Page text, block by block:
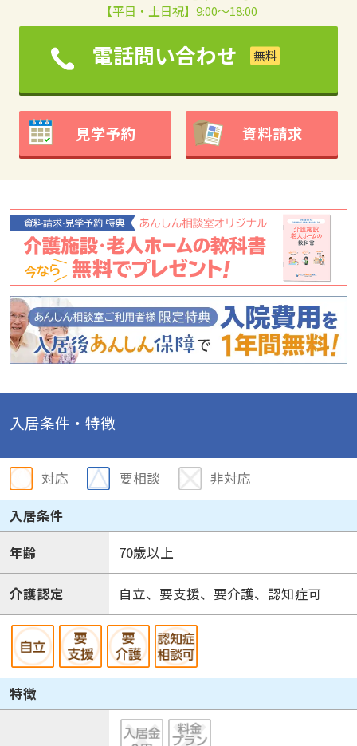
【平日・土日祝】9:00～18:00
電話問い合わせ
見学予約 資料請求
入居条件・特徴
対応 要相談
非対応
入居条件
年齢
70歳以上
介護認定 自立、要支援、要介護、認知症可
特徴